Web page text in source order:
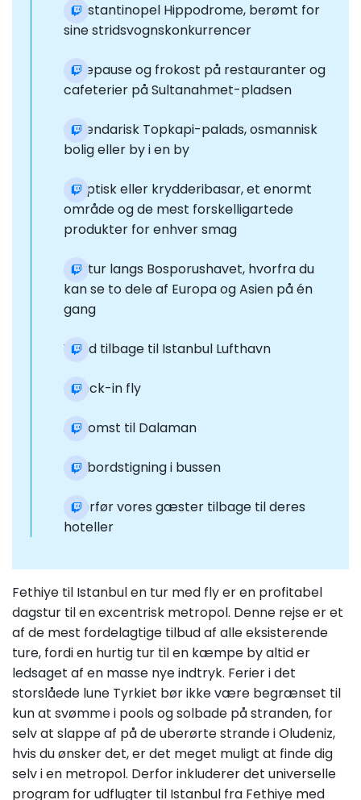
Konstantinopel Hippodrome, berømt for
sine stridsvognskonkurrencer
Hvilepause og frokost på restauranter og
cafeterier på Sultanahmet-pladsen
Legendarisk Topkapi-palads, osmannisk
bolig eller by i en by
Egyptisk eller krydderibasar, et enormt
område og de mest forskelligartede
produkter for enhver smag
Bådtur langs Bosporushavet, hvorfra du
kan se to dele af Europa og Asien på én
gang
Vend tilbage til Istanbul Lufthavn
Check-in fly
Ankomst til Dalaman
Ombordstigning i bussen
Overfør vores gæster tilbage til deres
hoteller
Fethiye til Istanbul en tur med fly er en profitabel
dagstur til en excentrisk metropol. Denne rejse er et
af de mest fordelagtige tilbud af alle eksisterende
ture, fordi en hurtig tur til en kæmpe by altid er
ledsaget af en masse nye indtryk. Ferier i det
storslåede lune Tyrkiet bør ikke være begrænset til
kun at svømme i pools og solbade på stranden, for
selv at slappe af på de uberørte strande i Oludeniz,
hvis du ønsker det, er det meget muligt at finde dig
selv i en metropol. Derfor inkluderer det universelle
program for udflugter til Istanbul fra Fethiye med